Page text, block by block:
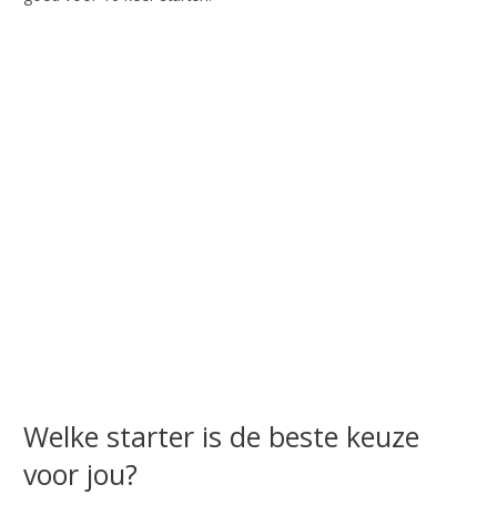
Welke starter is de beste keuze
voor jou?